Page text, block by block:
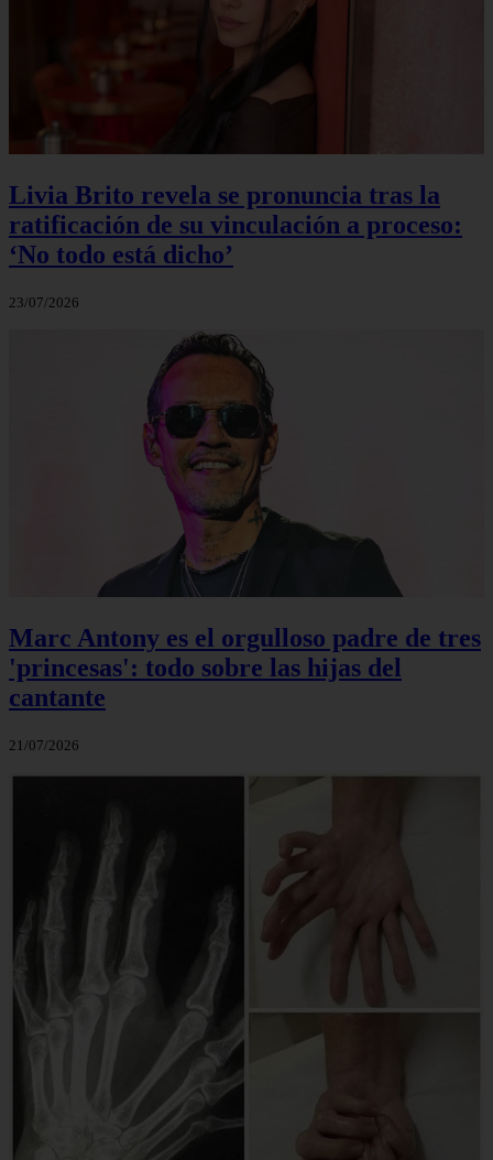
Livia Brito revela se pronuncia tras la
ratificación de su vinculación a proceso:
‘No todo está dicho’
23/07/2026
Marc Antony es el orgulloso padre de tres
'princesas': todo sobre las hijas del
cantante
21/07/2026